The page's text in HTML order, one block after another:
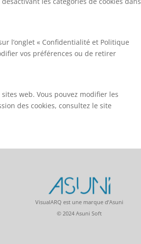
l’onglet « Confidentialité et Politique
vos préférences ou de retirer
web. Vous pouvez modifier les
des cookies, consultez le site
VisualARQ est une marque d’Asuni
© 2024 Asuni Soft